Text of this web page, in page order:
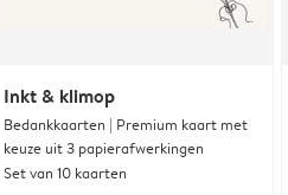
Inkt & klimop
Bedankkaarten | Premium kaart met
keuze uit 3 papierafwerkingen
Set van 10 kaarten